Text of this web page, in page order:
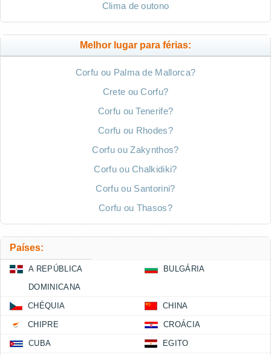
Clima de outono
Melhor lugar para férias:
Corfu ou Palma de Mallorca?
Crete ou Corfu?
Corfu ou Tenerife?
Corfu ou Rhodes?
Corfu ou Zakynthos?
Corfu ou Chalkidiki?
Corfu ou Santorini?
Corfu ou Thasos?
Países:
A REPÚBLICA
DOMINICANA
BULGÁRIA
CHÉQUIA CHINA
CHIPRE CROÁCIA
CUBA EGITO